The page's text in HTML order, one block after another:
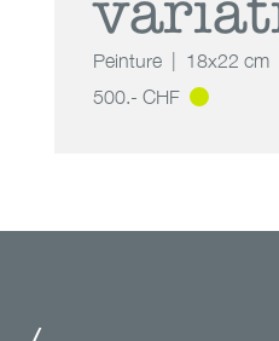
Peinture 18x22 cm
500.- CHF
Empty